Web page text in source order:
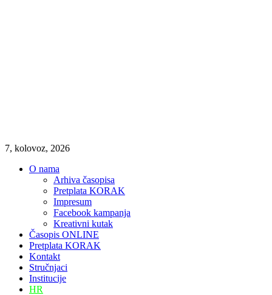
7, kolovoz, 2026
O nama
Arhiva časopisa
Pretplata KORAK
Impresum
Facebook kampanja
Kreativni kutak
Časopis ONLINE
Pretplata KORAK
Kontakt
Stručnjaci
Institucije
HR